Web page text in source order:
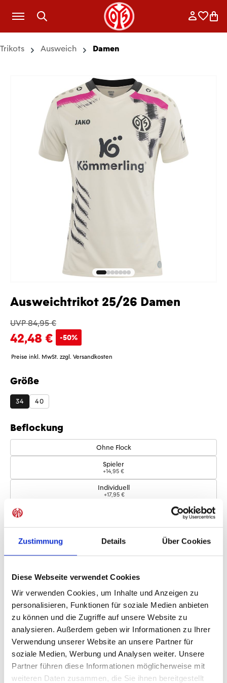
Zustimmung Details Über Cookies
Diese Webseite verwendet Cookies
Wir verwenden Cookies, um Inhalte und Anzeigen zu
personalisieren, Funktionen für soziale Medien anbieten
zu können und die Zugriffe auf unsere Website zu
analysieren. Außerdem geben wir Informationen zu Ihrer
Verwendung unserer Website an unsere Partner für
soziale Medien, Werbung und Analysen weiter. Unsere
Partner führen diese Informationen möglicherweise mit
weiteren Daten zusammen, die Sie ihnen bereitgestellt
Zum Hauptinhalt springen
Trikots Ausweich Damen
Ausweichtrikot 25/26 Damen
UVP 84,95 €
42,48 € -50%
Preise inkl. MwSt. zzgl. Versandkosten
Größe
auswählen
34 40
Beflockung
Ohne Flock
Spieler
+14,95 €
Individuell
+17,95 €
Logos
Bundesliga-Logo
+4,95 €
IN DEN WARENKORB
Produktdetails